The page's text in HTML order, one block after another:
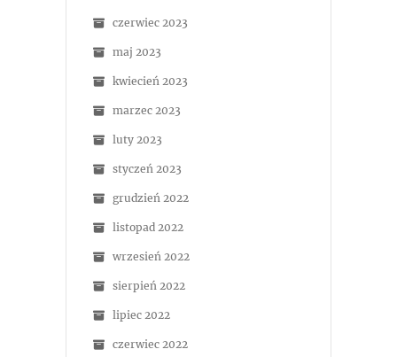
czerwiec 2023
maj 2023
kwiecień 2023
marzec 2023
luty 2023
styczeń 2023
grudzień 2022
listopad 2022
wrzesień 2022
sierpień 2022
lipiec 2022
czerwiec 2022